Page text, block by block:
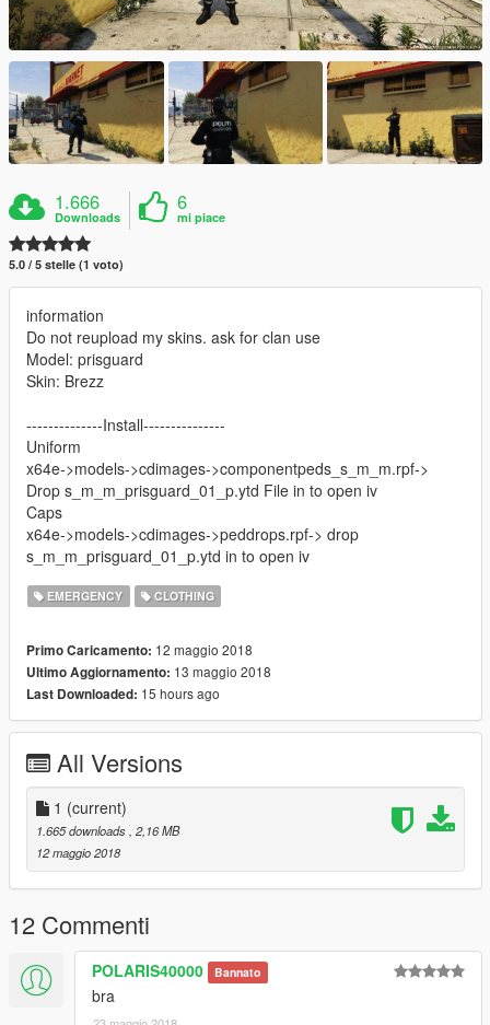
1.666
Downloads
6
mi piace
5.0 / 5 stelle (1 voto)
information
Do not reupload my skins. ask for clan use
Model: prisguard
Skin: Brezz
--------------Install---------------
Uniform
x64e->models->cdimages->componentpeds_s_m_m.rpf->
Drop s_m_m_prisguard_01_p.ytd File in to open iv
Caps
x64e->models->cdimages->peddrops.rpf-> drop
s_m_m_prisguard_01_p.ytd in to open iv
EMERGENCY CLOTHING
Primo Caricamento: 12 maggio 2018
Ultimo Aggiornamento: 13 maggio 2018
Last Downloaded: 15 hours ago
All Versions
1 (current)
1.665 downloads , 2,16 MB
12 maggio 2018
12 Commenti
POLARIS40000 Bannato
bra